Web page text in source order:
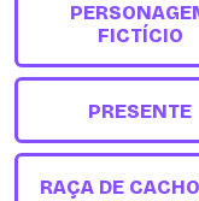
FICTÍCIO
PRESENTE
RAÇA DE